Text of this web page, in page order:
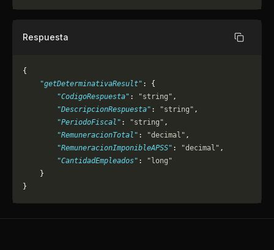
Respuesta Copiar
{
    "getDeterminativaResult"
: {
        "CodigoRespuesta"
: "string" ,
        "DescripcionRespuesta"
: "string" ,
        "PeriodoFiscal"
: "string" ,
        "RemuneracionTotal"
: "decimal" ,
        "RemuneracionImponibleAPSS"
: "decimal" ,
        "CantidadEmpleados"
:
"long"
    }
}